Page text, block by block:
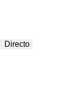
Directo